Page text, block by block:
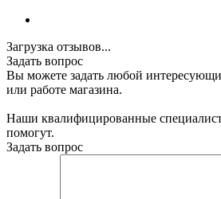
Загрузка отзывов...
Задать вопрос
Вы можете задать любой
или работе магазина.
Наши квалифицированные
помогут.
Задать вопрос